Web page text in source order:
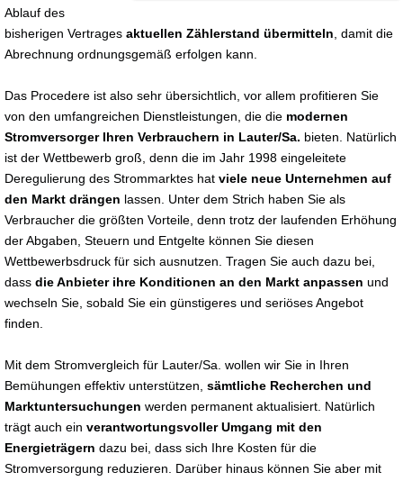
Ablauf des
bisherigen Vertrages aktuellen Zählerstand übermitteln , damit die
Abrechnung ordnungsgemäß erfolgen kann.
Das Procedere ist also sehr übersichtlich, vor allem profitieren Sie
von den umfangreichen Dienstleistungen, die die modernen
Stromversorger Ihren Verbrauchern in Lauter/Sa. bieten. Natürlich
ist der Wettbewerb groß, denn die im Jahr 1998 eingeleitete
Deregulierung des Strommarktes hat viele neue Unternehmen auf
den Markt drängen lassen. Unter dem Strich haben Sie als
Verbraucher die größten Vorteile, denn trotz der laufenden Erhöhung
der Abgaben, Steuern und Entgelte können Sie diesen
Wettbewerbsdruck für sich ausnutzen. Tragen Sie auch dazu bei,
dass die Anbieter ihre Konditionen an den Markt anpassen und
wechseln Sie, sobald Sie ein günstigeres und seriöses Angebot
finden.
Mit dem Stromvergleich für Lauter/Sa. wollen wir Sie in Ihren
Bemühungen effektiv unterstützen, sämtliche Recherchen und
Marktuntersuchungen werden permanent aktualisiert. Natürlich
trägt auch ein verantwortungsvoller Umgang mit den
Energieträgern dazu bei, dass sich Ihre Kosten für die
Stromversorgung reduzieren. Darüber hinaus können Sie aber mit